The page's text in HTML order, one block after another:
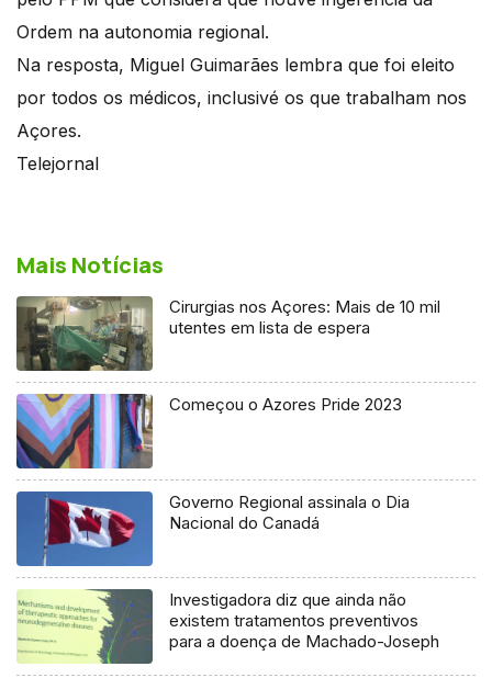
Ordem na autonomia regional.
Na resposta, Miguel Guimarães lembra que foi eleito
por todos os médicos, inclusivé os que trabalham nos
Açores.
Telejornal
Mais Notícias
Cirurgias nos Açores: Mais de 10 mil
utentes em lista de espera
Começou o Azores Pride 2023
Governo Regional assinala o Dia
Nacional do Canadá
Investigadora diz que ainda não
existem tratamentos preventivos
para a doença de Machado-Joseph